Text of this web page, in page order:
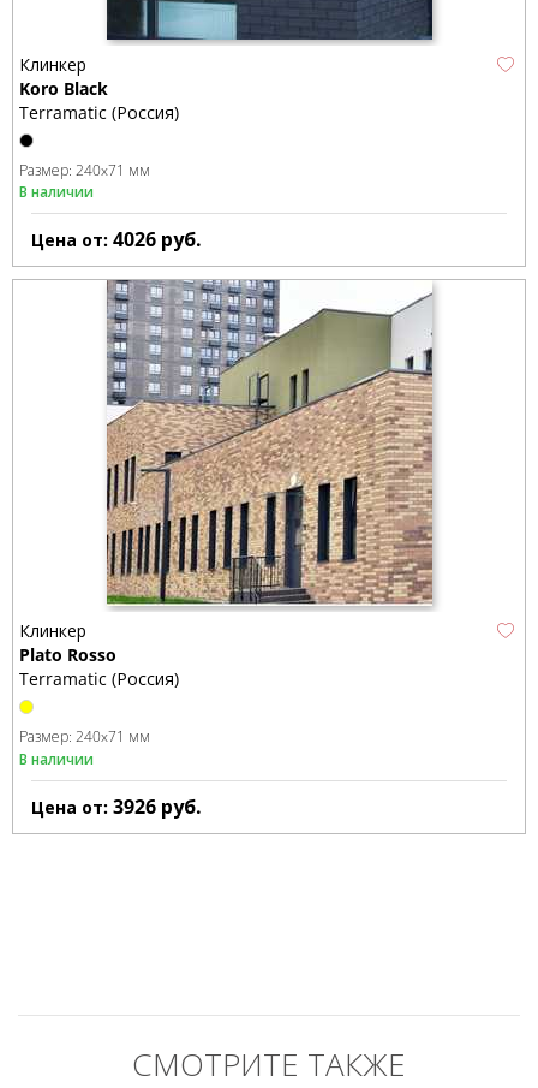
Клинкер
Koro Black
Terramatic (Россия)
Размер: 240x71 мм
В наличии
Цена от: 4026 руб.
Клинкер
Plato Rosso
Terramatic (Россия)
Размер: 240x71 мм
В наличии
Цена от: 3926 руб.
СМОТРИТЕ ТАКЖЕ